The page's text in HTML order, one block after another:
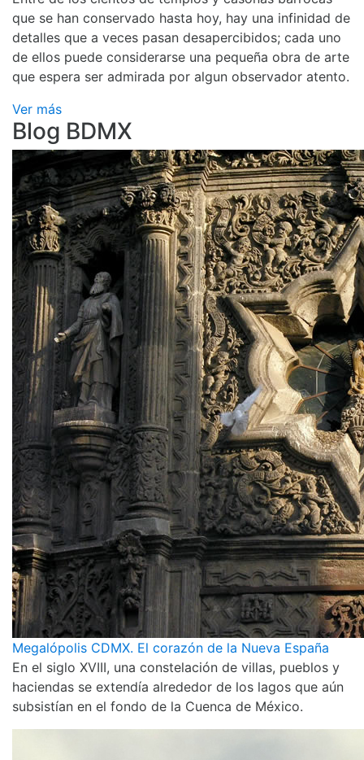
que se han conservado hasta hoy, hay una infinidad de
detalles que a veces pasan desapercibidos; cada uno
de ellos puede considerarse una pequeña obra de arte
que espera ser admirada por algun observador atento.
Ver más
Blog BDMX
Megalópolis CDMX. El corazón de la Nueva España
En el siglo XVIII, una constelación de villas, pueblos y
haciendas se extendía alrededor de los lagos que aún
subsistían en el fondo de la Cuenca de México.